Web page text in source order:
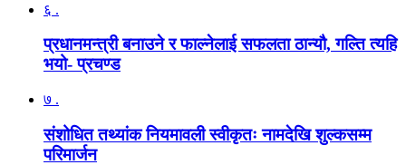
६ .
प्रधानमन्त्री बनाउने र फाल्नेलाई सफलता ठान्यौ, गल्ति त्यहि
भयो- प्रचण्ड
७ .
संशोधित तथ्यांक नियमावली स्वीकृतः नामदेखि शुल्कसम्म
परिमार्जन